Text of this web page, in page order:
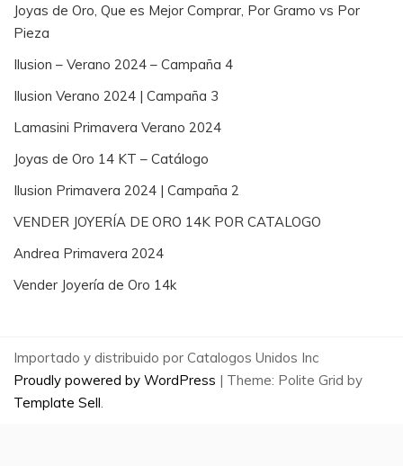
Joyas de Oro, Que es Mejor Comprar, Por Gramo vs Por
Pieza
Ilusion – Verano 2024 – Campaña 4
Ilusion Verano 2024 | Campaña 3
Lamasini Primavera Verano 2024
Joyas de Oro 14 KT – Catálogo
Ilusion Primavera 2024 | Campaña 2
VENDER JOYERÍA DE ORO 14K POR CATALOGO
Andrea Primavera 2024
Vender Joyería de Oro 14k
Importado y distribuido por Catalogos Unidos Inc
Proudly powered by WordPress | Theme: Polite Grid by
Template Sell